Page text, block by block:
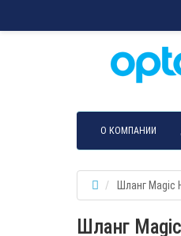
О КОМПАНИИ
Шланг Magic
Шланг